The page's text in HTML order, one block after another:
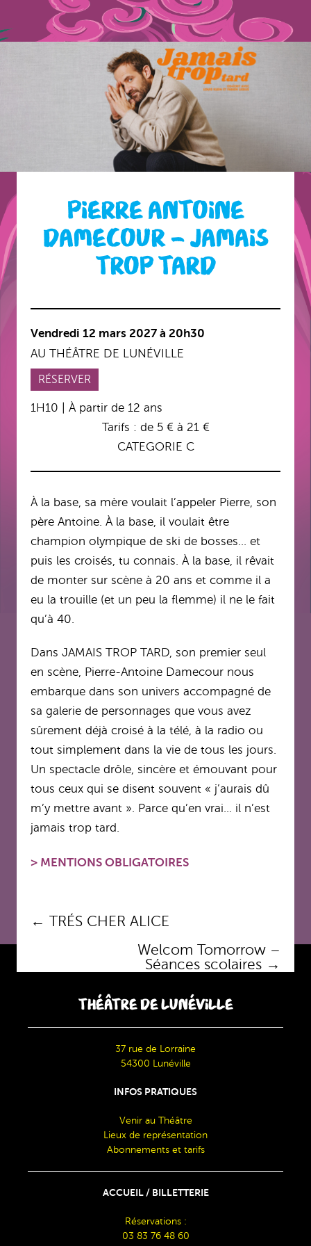
PIERRE ANTOINE
DAMECOUR – JAMAIS
TROP TARD
Vendredi 12 mars 2027 à 20h30
AU THÉÂTRE DE LUNÉVILLE
RÉSERVER
1H10 | À partir de 12 ans
Tarifs : de 5 € à 21 €
CATEGORIE C
À la base, sa mère voulait l’appeler Pierre, son
père Antoine. À la base, il voulait être
champion olympique de ski de bosses… et
puis les croisés, tu connais. À la base, il rêvait
de monter sur scène à 20 ans et comme il a
eu la trouille (et un peu la flemme) il ne le fait
qu’à 40.
Dans JAMAIS TROP TARD, son premier seul
en scène, Pierre-Antoine Damecour nous
embarque dans son univers accompagné de
sa galerie de personnages que vous avez
sûrement déjà croisé à la télé, à la radio ou
tout simplement dans la vie de tous les jours.
Un spectacle drôle, sincère et émouvant pour
tous ceux qui se disent souvent « j’aurais dû
m’y mettre avant ». Parce qu’en vrai… il n’est
jamais trop tard.
> MENTIONS OBLIGATOIRES
Navigation
← TRÉS CHER ALICE
Welcom Tomorrow –
Séances scolaires →
THÉÂTRE DE LUNÉVILLE
37 rue de Lorraine
54300 Lunéville
INFOS PRATIQUES
Venir au Théâtre
Lieux de représentation
Abonnements et tarifs
ACCUEIL / BILLETTERIE
Réservations :
03 83 76 48 60